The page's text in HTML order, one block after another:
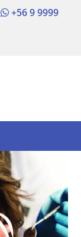
+56 9 9999